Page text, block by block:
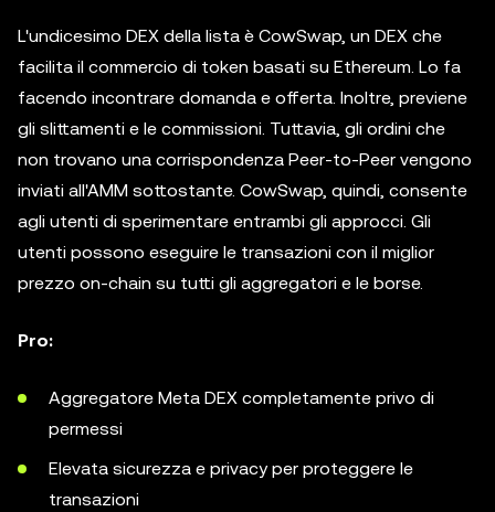
L'undicesimo DEX della lista è CowSwap, un DEX che
facilita il commercio di token basati su Ethereum. Lo fa
facendo incontrare domanda e offerta. Inoltre, previene
gli slittamenti e le commissioni. Tuttavia, gli ordini che
non trovano una corrispondenza Peer-to-Peer vengono
inviati all'AMM sottostante. CowSwap, quindi, consente
agli utenti di sperimentare entrambi gli approcci. Gli
utenti possono eseguire le transazioni con il miglior
prezzo on-chain su tutti gli aggregatori e le borse.
Pro:
Aggregatore Meta DEX completamente privo di
permessi
Elevata sicurezza e privacy per proteggere le
transazioni